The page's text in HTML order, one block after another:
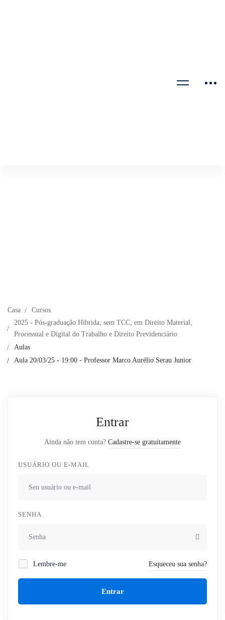
Casa
Cursos
2025 - Pós-graduação Híbrida, sem TCC, em Direito Material,
Processual e Digital do Trabalho e Direito Previdenciário
Aulas
Aula 20/03/25 - 19:00 - Professor Marco Aurélio Serau Junior
Entrar
Ainda não tem conta? Cadastre-se gratuitamente
USUÁRIO OU E-MAIL
SENHA
Lembre-me Esqueceu sua senha?
Entrar